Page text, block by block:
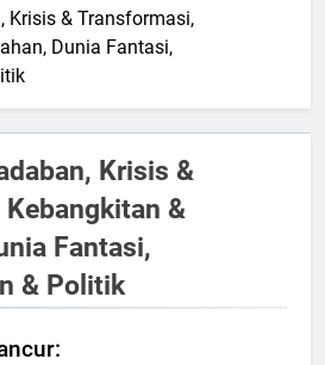
Krisis & Transformasi,
Dunia Fantasi,
Krisis &
&
Fantasi,
& Politik